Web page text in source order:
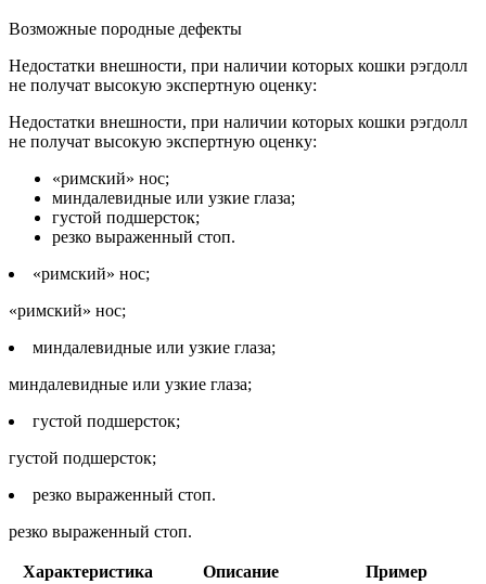
Возможные породные дефекты
Недостатки внешности, при наличии которых кошки рэгдолл
не получат высокую экспертную оценку:
Недостатки внешности, при наличии которых кошки рэгдолл
не получат высокую экспертную оценку:
«римский» нос;
миндалевидные или узкие глаза;
густой подшерсток;
резко выраженный стоп.
«римский» нос;
«римский» нос;
миндалевидные или узкие глаза;
миндалевидные или узкие глаза;
густой подшерсток;
густой подшерсток;
резко выраженный стоп.
резко выраженный стоп.
Характеристика Описание Пример